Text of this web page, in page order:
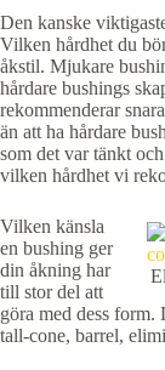
Den kanske
Vilken hårdhet du
åkstil. Mjukare
hårdare bushings
rekommenderar
än att ha hårdare
som det var tänkt
vilken hårdhet vi
Vilken känsla
en bushing ger
din åkning har
till stor del att
göra med dess form.
tall-cone, barrel,